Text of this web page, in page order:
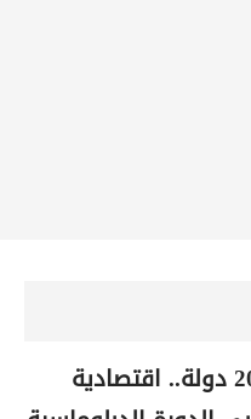
68 دبلوماسيًا وبرلمانيًا من 20 دولة.. اقتصادية